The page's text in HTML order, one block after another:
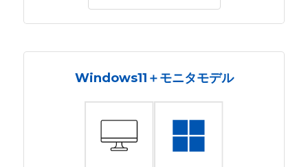
Windows11＋モニタモデル